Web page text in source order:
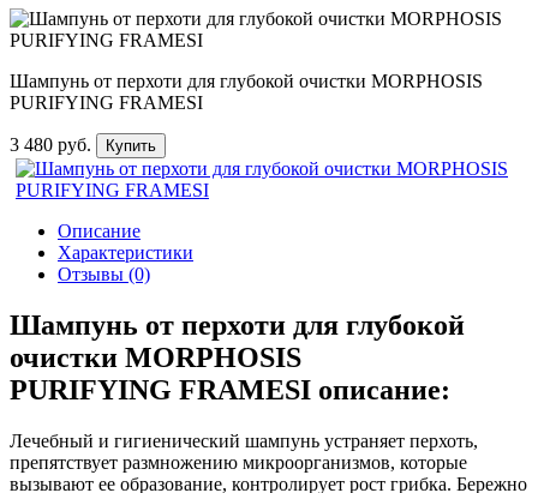
Шампунь от перхоти для глубокой очистки MORPHOSIS
PURIFYING FRAMESI
3 480 руб. Купить
Описание
Характеристики
Отзывы (0)
Шампунь от перхоти для глубокой
очистки MORPHOSIS
PURIFYING FRAMESI описание:
Лечебный и гигиенический шампунь устраняет перхоть,
препятствует размножению микроорганизмов, которые
вызывают ее образование, контролирует рост грибка. Бережно